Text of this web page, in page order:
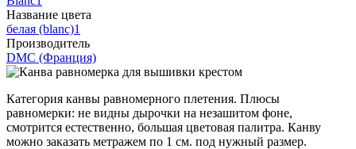
Название цвета
белая (blanc)1
Производитель
DMC (Франция)
Категория канвы равномерного плетения. Плюсы
равномерки: не видны дырочки на незашитом фоне,
смотрится естественно, большая цветовая палитра. Канву
можно заказать метражем по 1 см. под нужный размер.